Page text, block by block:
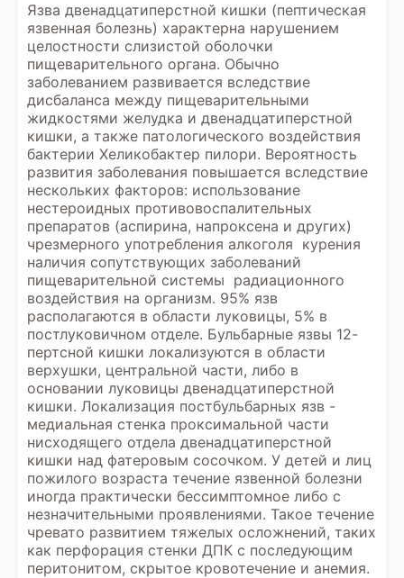
Язва двенадцатиперстной кишки (пептическая
язвенная болезнь) характерна нарушением
целостности слизистой оболочки
пищеварительного органа. Обычно
заболеванием развивается вследствие
дисбаланса между пищеварительными
жидкостями желудка и двенадцатиперстной
кишки, а также патологического воздействия
бактерии Хеликобактер пилори. Вероятность
развития заболевания повышается вследствие
нескольких факторов: использование
нестероидных противовоспалительных
препаратов (аспирина, напроксена и других)
чрезмерного употребления алкоголя курения
наличия сопутствующих заболеваний
пищеварительной системы радиационного
воздействия на организм. 95% язв
располагаются в области луковицы, 5% в
постлуковичном отделе. Бульбарные язвы 12-
пертсной кишки локализуются в области
верхушки, центральной части, либо в
основании луковицы двенадцатиперстной
кишки. Локализация постбульбарных язв -
медиальная стенка проксимальной части
нисходящего отдела двенадцатиперстной
кишки над фатеровым сосочком. У детей и лиц
пожилого возраста течение язвенной болезни
иногда практически бессимптомное либо с
незначительными проявлениями. Такое течение
чревато развитием тяжелых осложнений, таких
как перфорация стенки ДПК с последующим
перитонитом, скрытое кровотечение и анемия.